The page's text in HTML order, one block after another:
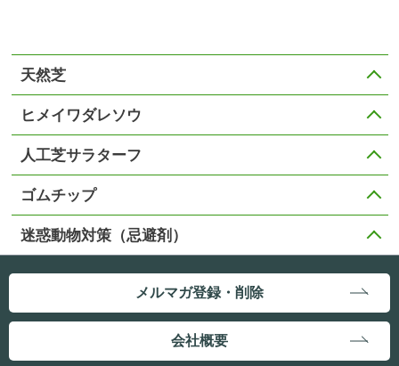
天然芝
ヒメイワダレソウ
人工芝サラターフ
ゴムチップ
迷惑動物対策（忌避剤）
メルマガ登録・削除
会社概要